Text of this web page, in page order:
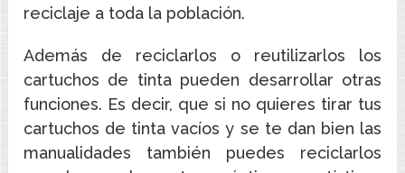
reciclaje a toda la población.
Además de reciclarlos o reutilizarlos los
cartuchos de tinta pueden desarrollar otras
funciones. Es decir, que si no quieres tirar tus
cartuchos de tinta vacíos y se te dan bien las
manualidades también puedes reciclarlos